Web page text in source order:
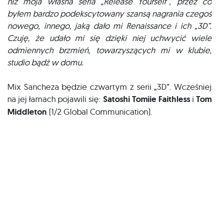
byłem bardzo podekscytowany szansą nagrania czegoś
nowego, innego, jaką dało mi Renaissance i ich „3D”.
Czuję, że udało mi się dzięki niej uchwycić wiele
odmiennych brzmień, towarzyszących mi w klubie,
studio bądź w domu.
Mix Sancheza będzie czwartym z serii „3D”. Wcześniej
na jej łamach pojawili się: Satoshi Tomiie Faithless iTom
Middleton (1/2 Global Communication).